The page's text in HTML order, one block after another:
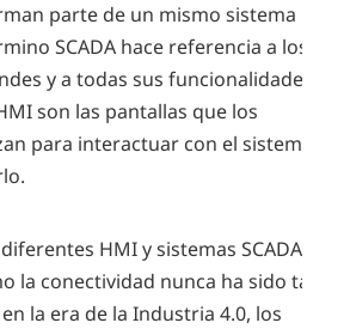
parte de un mismo sistema
SCADA hace referencia a los
y a todas sus funcionalidades,
son las pantallas que los
para interactuar con el sistema
HMI y sistemas SCADA.
la conectividad nunca ha sido tan
la era de la Industria 4.0, los